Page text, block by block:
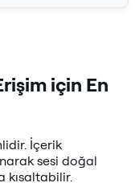
için En
İçerik
sesi doğal
kısaltabilir.